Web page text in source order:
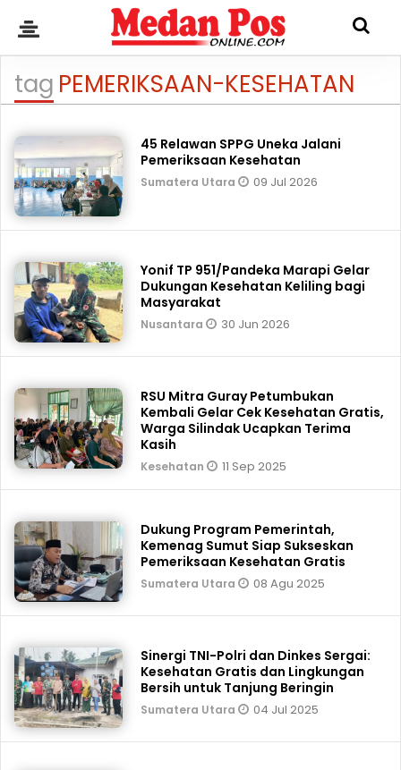
tag PEMERIKSAAN-KESEHATAN
45 Relawan SPPG Uneka Jalani
Pemeriksaan Kesehatan
Sumatera Utara 09 Jul 2026
Yonif TP 951/Pandeka Marapi Gelar
Dukungan Kesehatan Keliling bagi
Masyarakat
Nusantara 30 Jun 2026
RSU Mitra Guray Petumbukan
Kembali Gelar Cek Kesehatan Gratis,
Warga Silindak Ucapkan Terima
Kasih
Kesehatan 11 Sep 2025
Dukung Program Pemerintah,
Kemenag Sumut Siap Sukseskan
Pemeriksaan Kesehatan Gratis
Sumatera Utara 08 Agu 2025
Sinergi TNI-Polri dan Dinkes Sergai:
Kesehatan Gratis dan Lingkungan
Bersih untuk Tanjung Beringin
Sumatera Utara 04 Jul 2025